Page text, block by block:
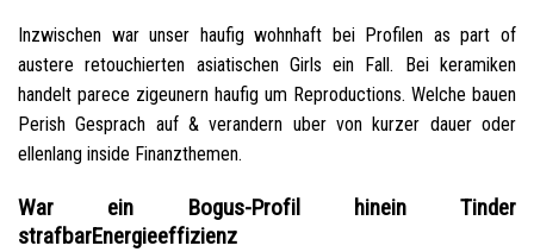
Inzwischen war unser haufig wohnhaft bei Profilen as part of
austere retouchierten asiatischen Girls ein Fall. Bei keramiken
handelt parece zigeunern haufig um Reproductions. Welche bauen
Perish Gesprach auf & verandern uber von kurzer dauer oder
ellenlang inside Finanzthemen.
War ein Bogus-Profil hinein Tinder
strafbarEnergieeffizienz